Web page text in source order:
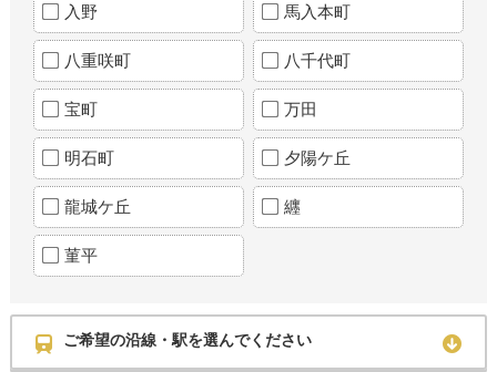
入野 馬入本町
八重咲町 八千代町
宝町 万田
明石町 夕陽ケ丘
龍城ケ丘 纒
菫平
ご希望の沿線・駅を選んでください